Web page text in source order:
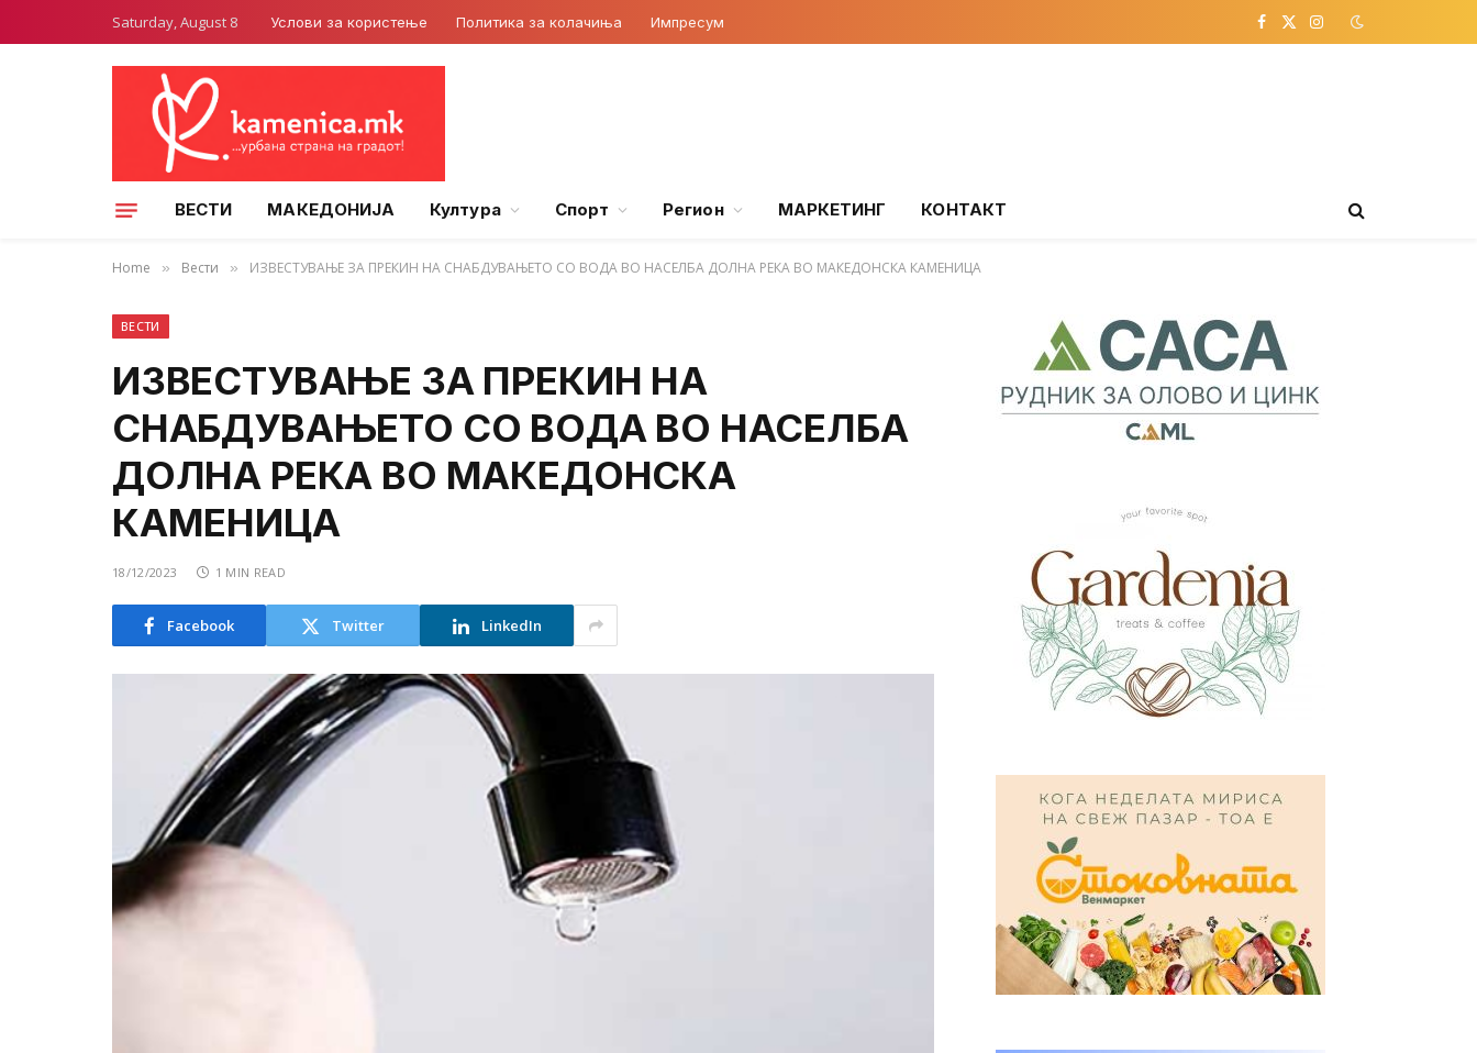
Saturday, August 8 Услови за користење Политика за колачиња Импресум Facebook
X
Instagram
ВЕСТИ МАКЕДОНИЈА Култура Спорт Регион МАРКЕТИНГ КОНТАКТ
Home » Вести » ИЗВЕСТУВАЊЕ ЗА ПРЕКИН НА СНАБДУВАЊЕТО СО ВОДА ВО НАСЕЛБА ДОЛНА РЕКА ВО МАКЕДОНСКА КАМЕНИЦА
ВЕСТИ
ИЗВЕСТУВАЊЕ ЗА ПРЕКИН НА
СНАБДУВАЊЕТО СО ВОДА ВО НАСЕЛБА
ДОЛНА РЕКА ВО МАКЕДОНСКА
КАМЕНИЦА
18/12/2023 1 MIN READ
Facebook Twitter LinkedIn